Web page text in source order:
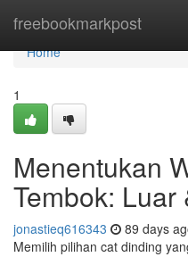
freebookmarkpost
Home
Home
1
Menentukan
Tembok:
jonastieq616343 89 days
Memilih pilihan cat dinding